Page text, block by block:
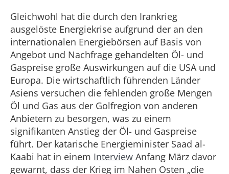
Gleichwohl hat die durch den Irankrieg
ausgelöste Energiekrise aufgrund der an den
internationalen Energiebörsen auf Basis von
Angebot und Nachfrage gehandelten Öl- und
Gaspreise große Auswirkungen auf die USA und
Europa. Die wirtschaftlich führenden Länder
Asiens versuchen die fehlenden große Mengen
Öl und Gas aus der Golfregion von anderen
Anbietern zu besorgen, was zu einem
signifikanten Anstieg der Öl- und Gaspreise
führt. Der katarische Energieminister Saad al-
Kaabi hat in einem Interview Anfang März davor
gewarnt, dass der Krieg im Nahen Osten „die